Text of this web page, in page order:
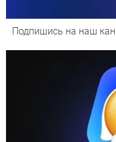
Подпишись на наш